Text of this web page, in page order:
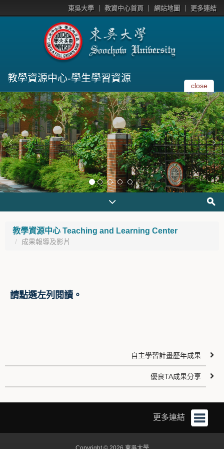
東吳大學 教資中心首頁 網站地圖 更多連結
教學資源中心-學生學習資源
close
教學資源中心 Teaching and Learning Center
成果報導及影片
請點選左列閱讀。
自主學習計畫歷年成果
優良TA成果分享
更多連結